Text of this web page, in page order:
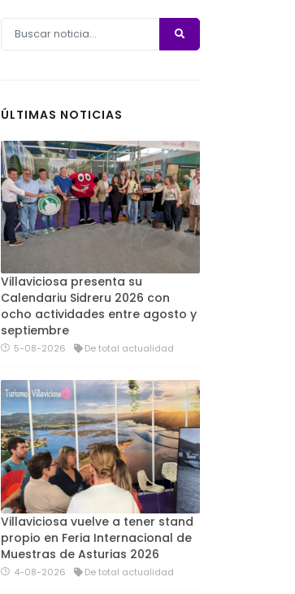
ÚLTIMAS NOTICIAS
Villaviciosa presenta su
Calendariu Sidreru 2026 con
ocho actividades entre agosto y
septiembre
5-08-2026 De total actualidad
Villaviciosa vuelve a tener stand
propio en Feria Internacional de
Muestras de Asturias 2026
4-08-2026 De total actualidad